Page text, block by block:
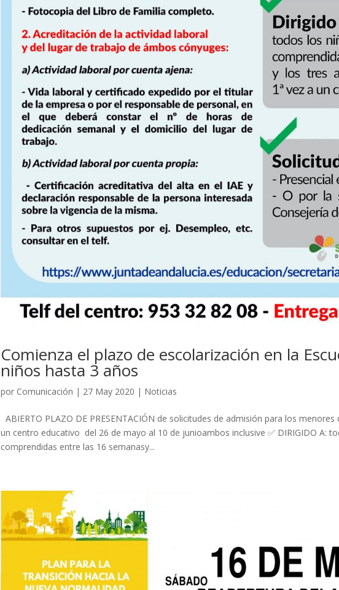
Comienza el plazo de escolarización en la
niños hasta 3 años
por Comunicación | 27 May 2020 | Noticias
ABIERTO PLAZO DE PRESENTACIÓN de solicitudes de admisión para los
un centro educativo del 26 de mayo al 10 de junioambos inclusive ✅ DIRIGIDO A:
comprendidas entre las 16 semanasy...